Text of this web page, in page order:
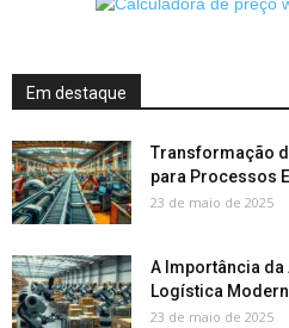
Em destaque
Transformação
para Processos
23 de maio de 2025
A Importância da
Logística
23 de maio de 2025